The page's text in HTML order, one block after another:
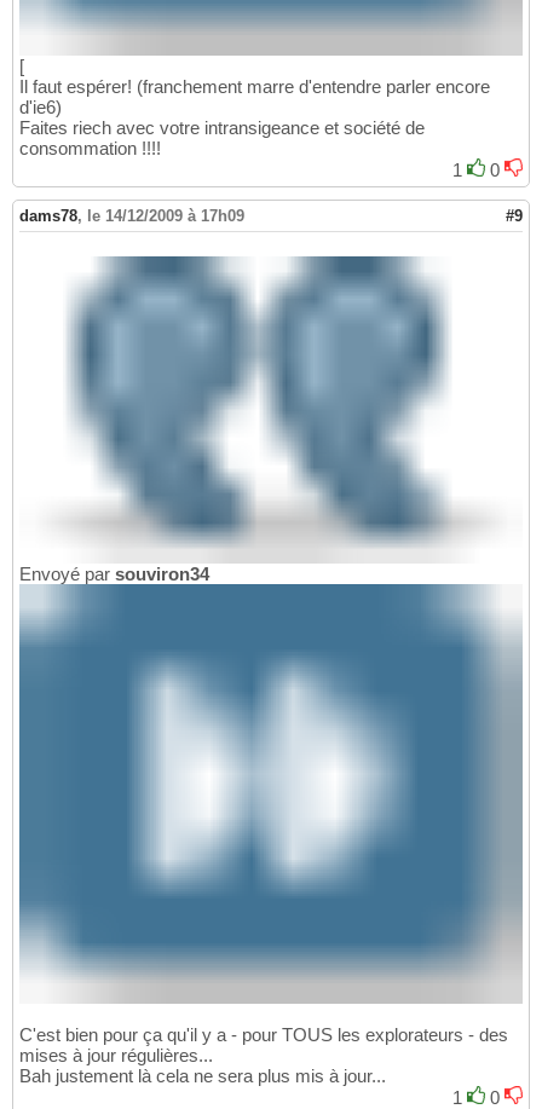
[
Il faut espérer! (franchement marre d'entendre parler encore
d'ie6)
Faites riech avec votre intransigeance et société de
consommation !!!!
1
0
dams78, le 14/12/2009 à 17h09 #9
Envoyé par souviron34
C'est bien pour ça qu'il y a - pour TOUS les explorateurs - des
mises à jour régulières...
Bah justement là cela ne sera plus mis à jour...
1
0